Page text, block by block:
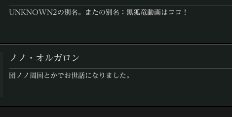
UNKNOWN2の別名。またの別名：黒狐竜動画はココ！
ノノ・オルガロン
団ノノ周回とかでお世話になりました。